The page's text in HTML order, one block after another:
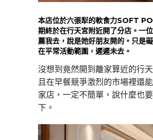
本店位於六張犁的軟食力SOFT
期終於在行天宮附近開了分店。一
薦我去，說是她好朋友開的。只是
在平常活動範圍，遲遲未去。
沒想到竟然開到離家算近的行
且在早餐競爭激烈的市場裡還
家店，一定不簡單，說什麼也
下。